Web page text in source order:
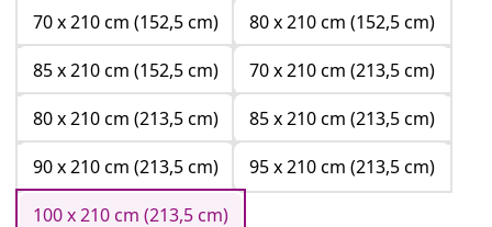
70 x 210 cm (152,5 cm)
80 x 210 cm (152,5 cm)
85 x 210 cm (152,5 cm)
70 x 210 cm (213,5 cm)
80 x 210 cm (213,5 cm)
85 x 210 cm (213,5 cm)
90 x 210 cm (213,5 cm)
95 x 210 cm (213,5 cm)
100 x 210 cm (213,5 cm)